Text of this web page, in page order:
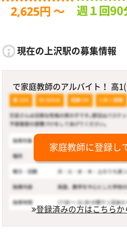
現在の上沢駅の募集情報
で家庭教師のアルバイト！ 高
家庭教師に登録し
登録済みの方はこちら